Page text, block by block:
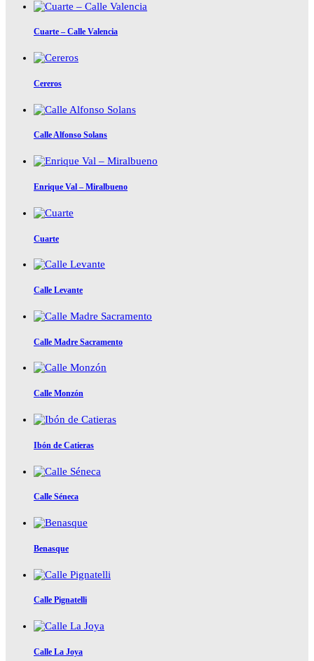
Cuarte – Calle Valencia
Cereros
Calle Alfonso Solans
Enrique Val – Miralbueno
Cuarte
Calle Levante
Calle Madre Sacramento
Calle Monzón
Ibón de Catieras
Calle Séneca
Benasque
Calle Pignatelli
Calle La Joya